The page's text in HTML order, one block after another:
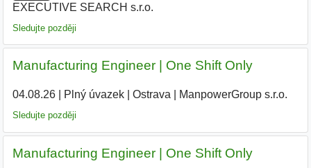
EXECUTIVE SEARCH s.r.o.
Sledujte později
Manufacturing Engineer | One Shift Only
04.08.26| Plný úvazek| Ostrava ManpowerGroup s.r.o.
Sledujte později
Manufacturing Engineer | One Shift Only